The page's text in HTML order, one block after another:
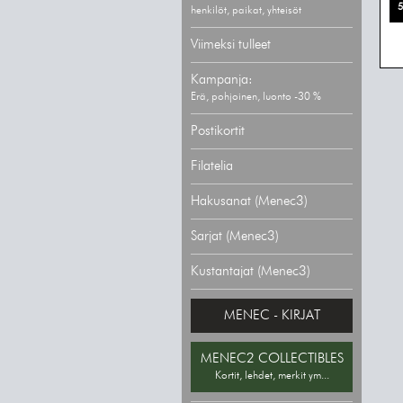
henkilöt, paikat, yhteisöt
Viimeksi tulleet
Kampanja:
Erä, pohjoinen, luonto -30 %
Postikortit
Filatelia
Hakusanat (Menec3)
Sarjat (Menec3)
Kustantajat (Menec3)
MENEC - KIRJAT
MENEC2 COLLECTIBLES
Kortit, lehdet, merkit ym...